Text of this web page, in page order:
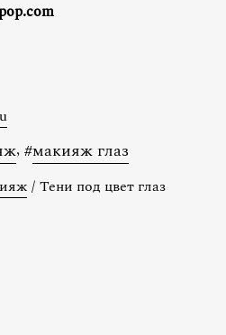
, #макияж глаз
/ Тени под цвет глаз